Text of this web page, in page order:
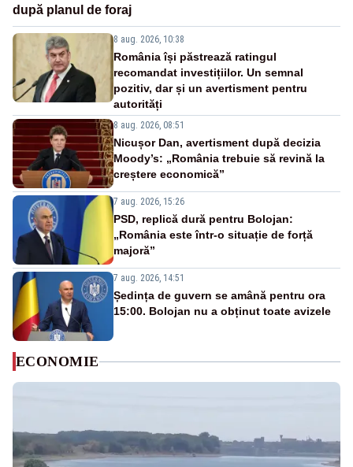
după planul de foraj
8 aug. 2026, 10:38
România își păstrează ratingul
recomandat investițiilor. Un semnal
pozitiv, dar și un avertisment pentru
autorități
8 aug. 2026, 08:51
Nicușor Dan, avertisment după decizia
Moody’s: „România trebuie să revină la
creștere economică”
7 aug. 2026, 15:26
PSD, replică dură pentru Bolojan:
„România este într-o situație de forță
majoră”
7 aug. 2026, 14:51
Ședința de guvern se amână pentru ora
15:00. Bolojan nu a obținut toate avizele
ECONOMIE